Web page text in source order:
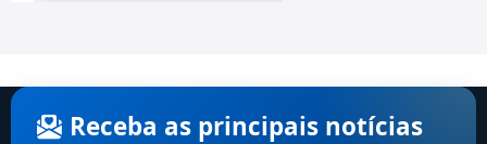
Receba as principais notícias